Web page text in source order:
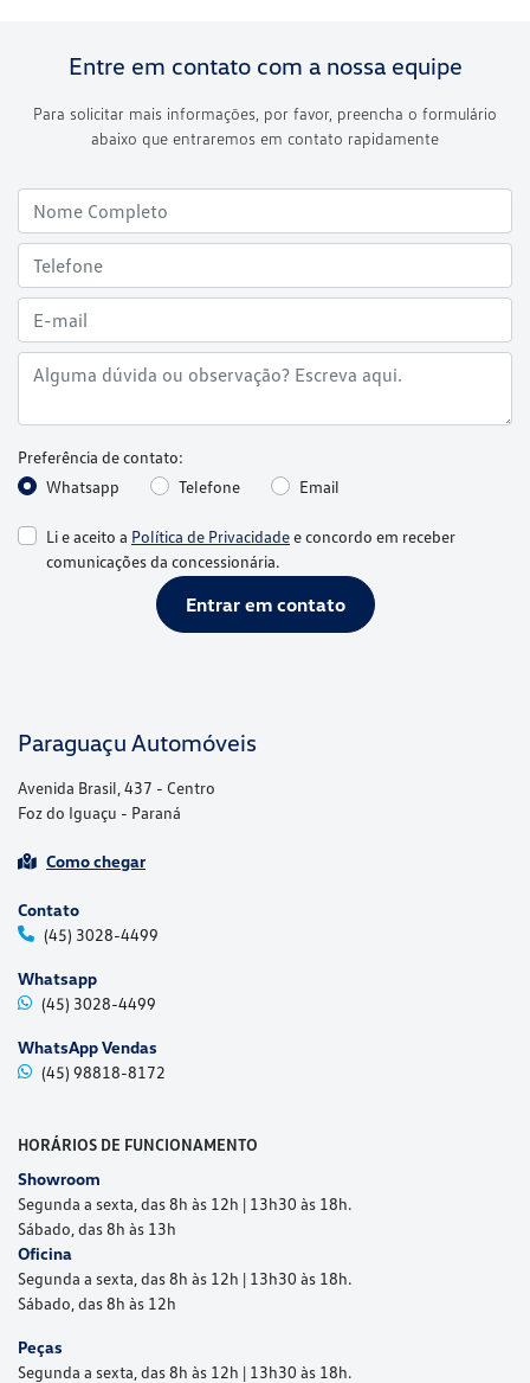
Entre em contato com a nossa equipe
Para solicitar mais informações, por favor, preencha o formulário
abaixo que entraremos em contato rapidamente
Preferência de contato:
Whatsapp
Telefone Email
Li e aceito a Política de Privacidadee concordo em receber
comunicações da concessionária.
Entrar em contato
Paraguaçu Automóveis
Avenida Brasil, 437 - Centro
Foz do Iguaçu - Paraná
Como chegar
Contato
(45) 3028-4499
Whatsapp
(45) 3028-4499
WhatsApp Vendas
(45) 98818-8172
HORÁRIOS DE FUNCIONAMENTO
Showroom
Segunda a sexta, das 8h às 12h | 13h30 às 18h.
Sábado, das 8h às 13h
Oficina
Segunda a sexta, das 8h às 12h | 13h30 às 18h.
Sábado, das 8h às 12h
Peças
Segunda a sexta, das 8h às 12h | 13h30 às 18h.